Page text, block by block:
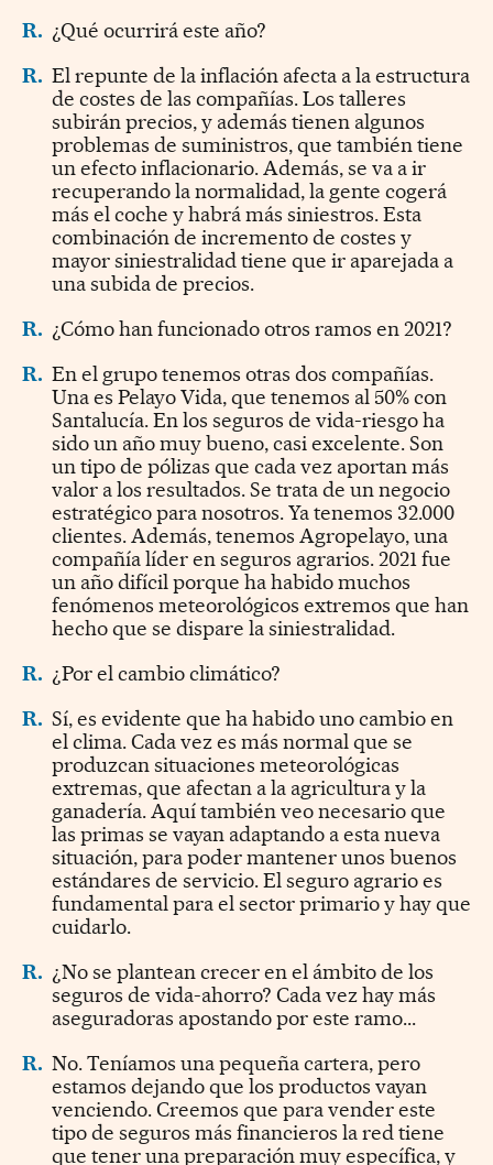
R. ¿Qué ocurrirá este año?
R. El repunte de la inflación afecta a la estructura
de costes de las compañías. Los talleres
subirán precios, y además tienen algunos
problemas de suministros, que también tiene
un efecto inflacionario. Además, se va a ir
recuperando la normalidad, la gente cogerá
más el coche y habrá más siniestros. Esta
combinación de incremento de costes y
mayor siniestralidad tiene que ir aparejada a
una subida de precios.
R. ¿Cómo han funcionado otros ramos en 2021?
R. En el grupo tenemos otras dos compañías.
Una es Pelayo Vida, que tenemos al 50% con
Santalucía. En los seguros de vida-riesgo ha
sido un año muy bueno, casi excelente. Son
un tipo de pólizas que cada vez aportan más
valor a los resultados. Se trata de un negocio
estratégico para nosotros. Ya tenemos 32.000
clientes. Además, tenemos Agropelayo, una
compañía líder en seguros agrarios. 2021 fue
un año difícil porque ha habido muchos
fenómenos meteorológicos extremos que han
hecho que se dispare la siniestralidad.
R. ¿Por el cambio climático?
R. Sí, es evidente que ha habido uno cambio en
el clima. Cada vez es más normal que se
produzcan situaciones meteorológicas
extremas, que afectan a la agricultura y la
ganadería. Aquí también veo necesario que
las primas se vayan adaptando a esta nueva
situación, para poder mantener unos buenos
estándares de servicio. El seguro agrario es
fundamental para el sector primario y hay que
cuidarlo.
R. ¿No se plantean crecer en el ámbito de los
seguros de vida-ahorro? Cada vez hay más
aseguradoras apostando por este ramo...
R. No. Teníamos una pequeña cartera, pero
estamos dejando que los productos vayan
venciendo. Creemos que para vender este
tipo de seguros más financieros la red tiene
que tener una preparación muy específica, y